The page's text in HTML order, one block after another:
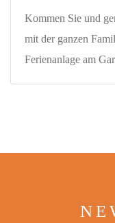
Kommen Sie und
mit der ganzen
Ferienanlage am